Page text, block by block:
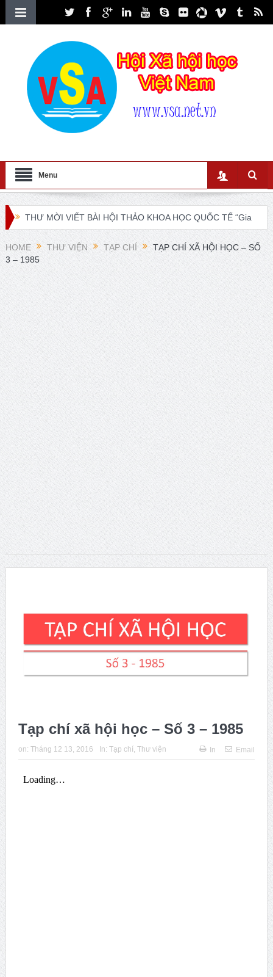
Menu
THƯ MỜI VIẾT BÀI HỘI THẢO KHOA HỌC QUỐC TẾ “Gia
đình Châu Á trong bối cảnh hội nhập quốc tế và chuyển đổi
số”
XXI ISA World Congress of Sociology Global Sociology in
Turbulent Times July 4 – 10, 2027
Lễ ra mắt Chi hội xã hội học giáo dục và Tọa đàm khoa
học “Các vấn đề nổi bật trong nghiên cứu về xã hội học giáo
dục”.
Young People’s (Self-)Positioning in the World:
Subjectivities, Discourses, and Inequalities
Presidential Corner – Geoffrey Pleyers ISA President 2023-
2027
ISA World Congress of Sociology – Request for Proposals
for hosting the XXII ISA World Congress of Sociology in 2031
Hội thảo về FRANÇOIS HOUTART nhân kỷ niệm 100 năm
ngày sinh của ông
dân tộc
Issue 244, October 2025. News from ISA
Thời sự Hà Nội 15h ngày 8/7/2025: Thủ tướng đề xuất giải
HOME THƯ VIỆN TẠP CHÍ
TẠP CHÍ XÃ HỘI HỌC – SỐ
3 – 1985
Tạp chí xã hội học – Số 3 – 1985
on: Tháng 12 13, 2016 In: Tạp chí, Thư viện In Email